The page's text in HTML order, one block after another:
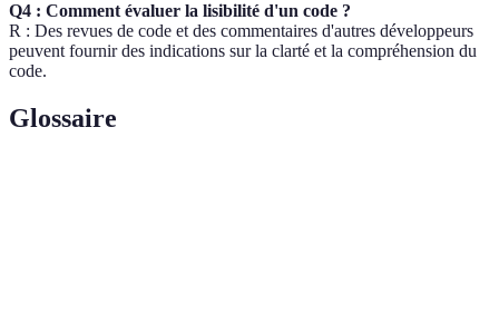
Q4 : Comment évaluer la lisibilité d'un code ?
R : Des revues de code et des commentaires d'autres développeurs
peuvent fournir des indications sur la clarté et la compréhension du
code.
Glossaire